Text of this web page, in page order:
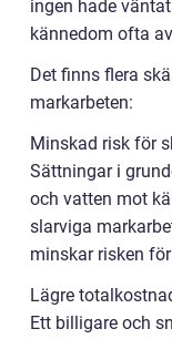
ingen hade
kännedom ofta
Det finns flera
markarbeten:
Minskad risk för
Sättningar i
och vatten mot
slarviga
minskar risken
Lägre
Ett billigare och